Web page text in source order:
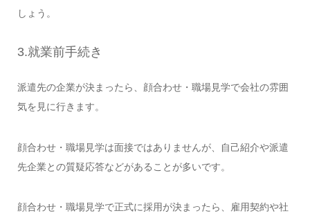
しょう。
3.就業前手続き
派遣先の企業が決まったら、顔合わせ・職場見学で会社の雰囲
気を見に行きます。
顔合わせ・職場見学は面接ではありませんが、自己紹介や派遣
先企業との質疑応答などがあることが多いです。
顔合わせ・職場見学で正式に採用が決まったら、雇用契約や社